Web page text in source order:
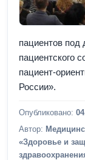
пациентов под
пациентского
пациент-
России».
Опубликовано:
Автор:
«Здоровье и